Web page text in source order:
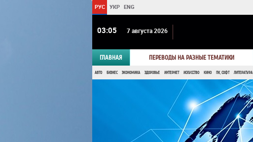
РУС УКР ENG
03:05 7 августа 2026
ГЛАВНАЯ ПЕРЕВОДЫ НА РАЗНЫЕ ТЕМАТИКИ
АВТО БИЗНЕС ЭКОНОМИКА ЗДОРОВЬЕ ИНТЕРНЕТ ИСКУССТВО КИНО ПК, СОФТ ЛИТЕРАТУРА